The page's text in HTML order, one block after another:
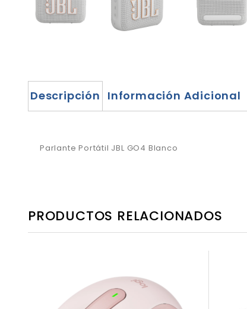
Descripción Información Adicional
Parlante Portátil JBL GO4 Blanco
PRODUCTOS RELACIONADOS